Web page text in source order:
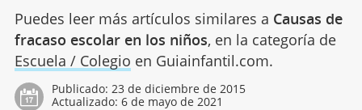
Puedes leer más artículos similares a Causas de
fracaso escolar en los niños, en la categoría de
Escuela / Colegio en Guiainfantil.com.
Publicado: 23 de diciembre de 2015
Actualizado: 6 de mayo de 2021